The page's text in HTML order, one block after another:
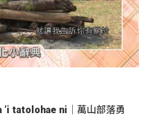
‘i tatolohae ni｜萬山部落勇